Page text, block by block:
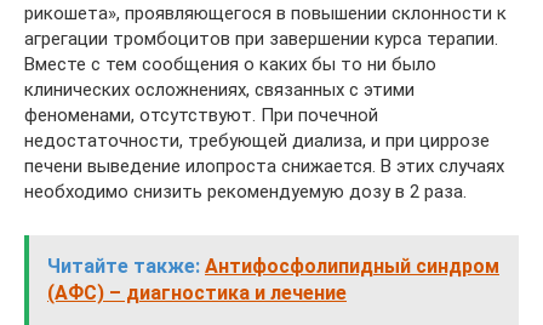
рикошета», проявляющегося в повышении склонности к
агрегации тромбоцитов при завершении курса терапии.
Вместе с тем сообщения о каких бы то ни было
клинических осложнениях, связанных с этими
феноменами, отсутствуют. При почечной
недостаточности, требующей диализа, и при циррозе
печени выведение илопроста снижается. В этих случаях
необходимо снизить рекомендуемую дозу в 2 раза.
Читайте также: Антифосфолипидный синдром
(АФС) – диагностика и лечение